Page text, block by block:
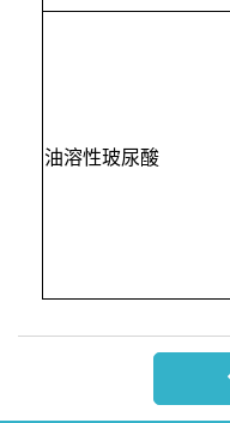
油溶性玻尿酸